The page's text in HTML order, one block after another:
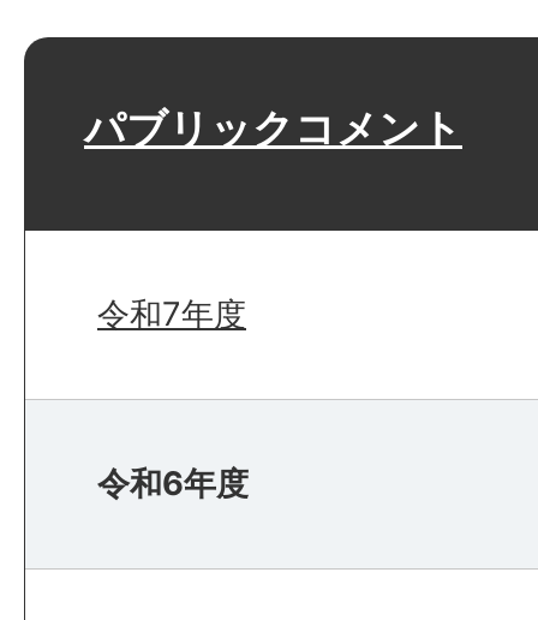
パブリックコメント
令和7年度
令和6年度